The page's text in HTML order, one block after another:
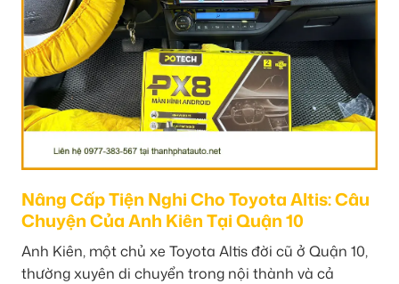
Nâng Cấp Tiện Nghi Cho Toyota Altis: Câu
Chuyện Của Anh Kiên Tại Quận 10
Anh Kiên, một chủ xe Toyota Altis đời cũ ở Quận 10,
thường xuyên di chuyển trong nội thành và cả